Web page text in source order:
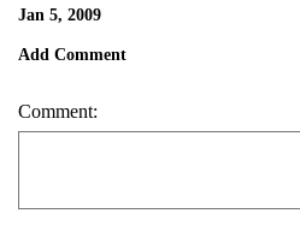
Jan 5, 2009
Add Comment
Comment: